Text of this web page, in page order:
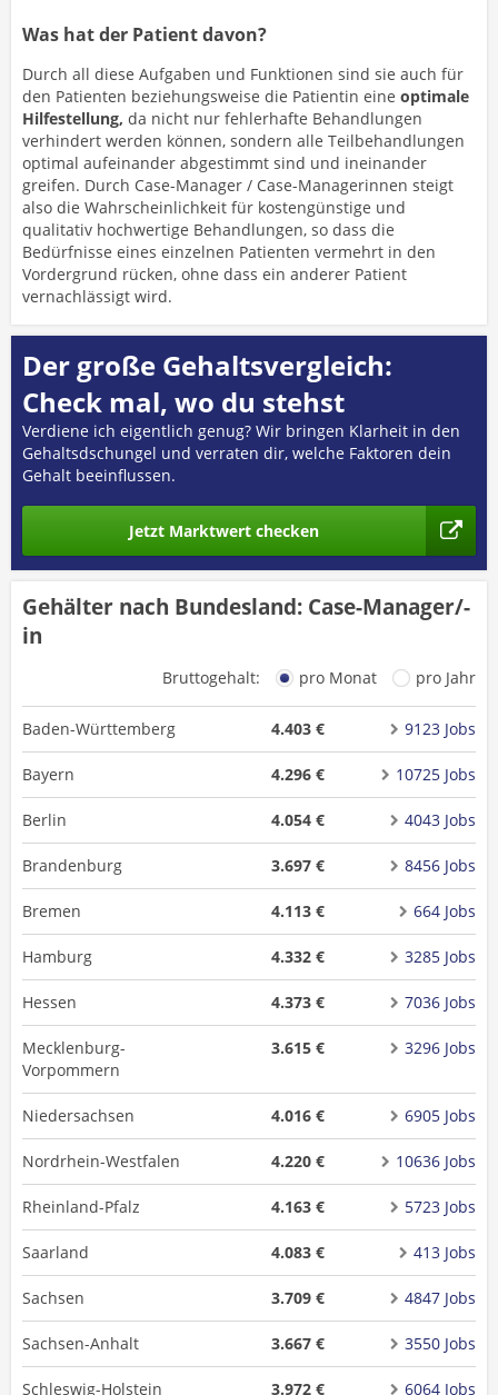
Was hat der Patient davon?
Durch all diese Aufgaben und Funktionen sind sie auch für
den Patienten beziehungsweise die Patientin eine optimale
Hilfestellung, da nicht nur fehlerhafte Behandlungen
verhindert werden können, sondern alle Teilbehandlungen
optimal aufeinander abgestimmt sind und ineinander
greifen. Durch Case-Manager / Case-Managerinnen steigt
also die Wahrscheinlichkeit für kostengünstige und
qualitativ hochwertige Behandlungen, so dass die
Bedürfnisse eines einzelnen Patienten vermehrt in den
Vordergrund rücken, ohne dass ein anderer Patient
vernachlässigt wird.
Der große Gehaltsvergleich:
Check mal, wo du stehst
Verdiene ich eigentlich genug? Wir bringen Klarheit in den
Gehaltsdschungel und verraten dir, welche Faktoren dein
Gehalt beeinflussen.
Jetzt Marktwert checken
Gehälter nach Bundesland: Case-Manager/-
in
Bruttogehalt: pro Monat pro Jahr
Baden-Württemberg 4.403 € 9123 Jobs
Bayern 4.296 € 10725 Jobs
Berlin 4.054 € 4043 Jobs
Brandenburg 3.697 € 8456 Jobs
Bremen 4.113 € 664 Jobs
Hamburg 4.332 € 3285 Jobs
Hessen 4.373 € 7036 Jobs
Mecklenburg-
Vorpommern
3.615 € 3296 Jobs
Niedersachsen 4.016 € 6905 Jobs
Nordrhein-Westfalen 4.220 € 10636 Jobs
Rheinland-Pfalz 4.163 € 5723 Jobs
Saarland 4.083 € 413 Jobs
Sachsen 3.709 € 4847 Jobs
Sachsen-Anhalt 3.667 € 3550 Jobs
Schleswig-Holstein 3.972 € 6064 Jobs